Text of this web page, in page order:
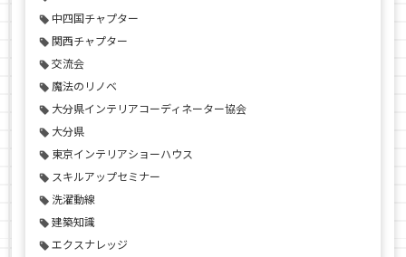
中四国チャプター
関西チャプター
交流会
魔法のリノベ
大分県インテリアコーディネーター協会
大分県
東京インテリアショーハウス
スキルアップセミナー
洗濯動線
建築知識
エクスナレッジ